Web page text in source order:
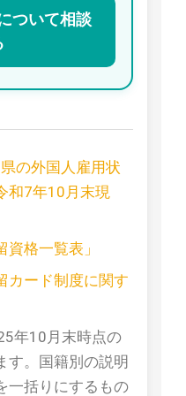
ついて相談
の外国人雇用状
和7年10月末現
格一覧表」
カード制度に関す
年10月末時点の
す。国籍別の説明
一括りにするもの